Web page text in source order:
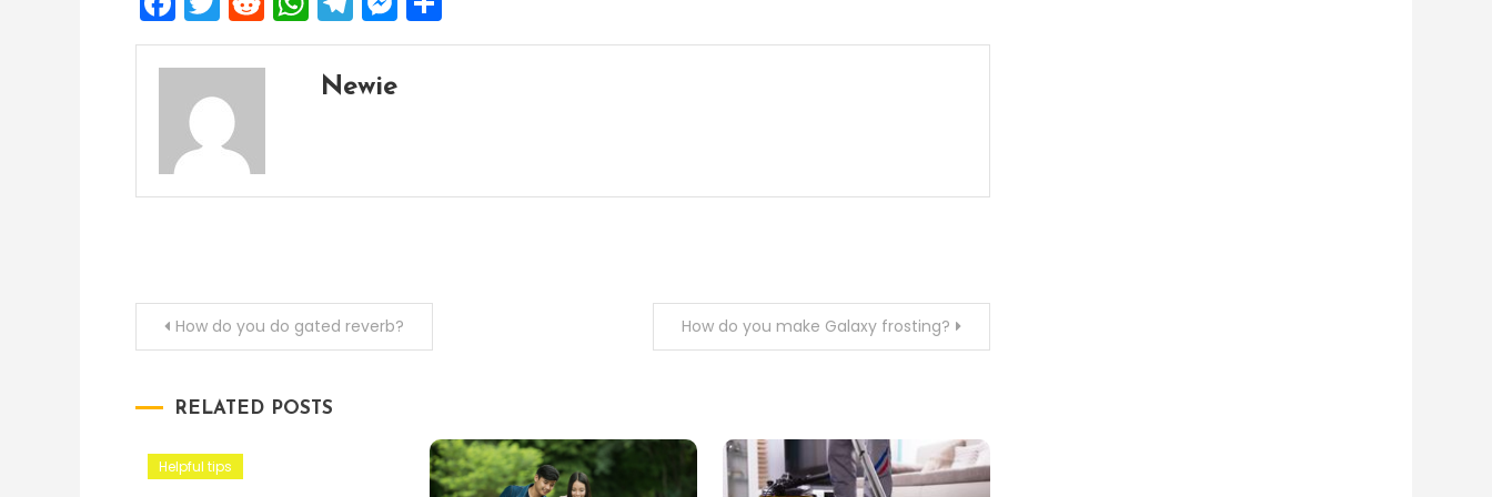
Newie
PostHow do you do gated reverb? How do you make Galaxy frosting?
RELATED POSTS
Helpful tips